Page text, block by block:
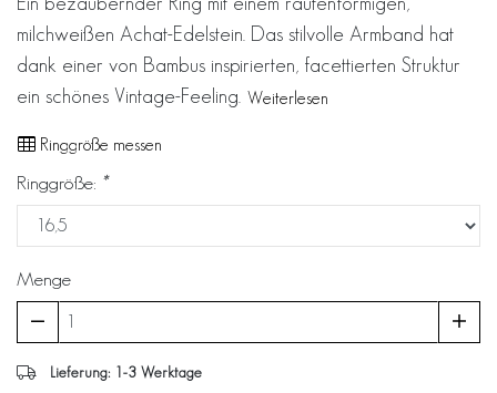
milchweißen Achat-Edelstein. Das stilvolle Armband hat
dank einer von Bambus inspirierten, facettierten Struktur
ein schönes Vintage-Feeling. Weiterlesen
Ringgröße messen
Ringgröße: *
Menge
Lieferung: 1-3 Werktage